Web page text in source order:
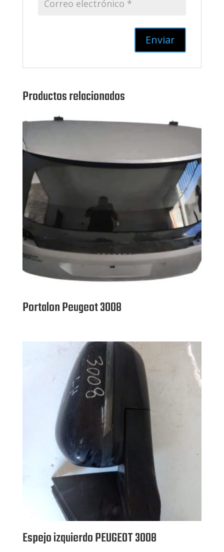
Productos relacionados
Portalon Peugeot 3008
Espejo izquierdo PEUGEOT 3008